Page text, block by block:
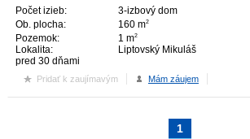
Počet izieb:
3-izbový dom
Ob. plocha:
160 m2
Pozemok: 1 m2
Lokalita:
Liptovský Mikuláš
pred 30 dňami
Pridať k zaujímavým Mám záujem
1